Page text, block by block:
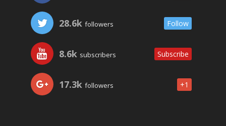
28.6k followers Follow
8.6k subscribers Subscribe
17.3k followers +1